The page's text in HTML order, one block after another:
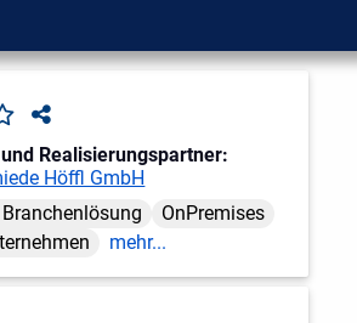
Realisierungspartner:
Höffl GmbH
Branchenlösung
OnPremises
mehr...